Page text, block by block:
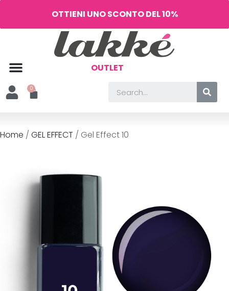
OTTIENI UNO SCONTO DEL 10%
OUTLET
Home / GEL EFFECT / Gel Effect 10